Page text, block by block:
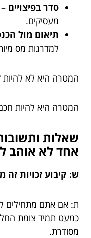
סדר בפיצויים
מעסיקים.
תיאום מול
למדרגות מס
המטרה היא לא להיות
המטרה היא להיות
שאלות
אחד לא אוהב
ש: קיבוע זכויות
ת: אם אתם מתחילים
כמעט תמיד צומת
מסודרת.